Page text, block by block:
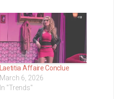
Laetitia Affaire Conclue
March 6, 2026
In "Trends"